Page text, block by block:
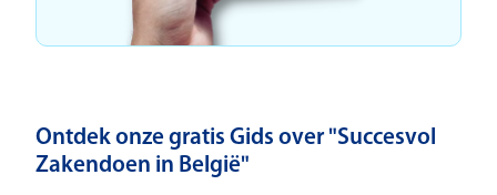
Ontdek onze gratis Gids over "Succesvol
Zakendoen in België"